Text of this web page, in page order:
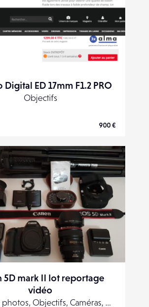
Digital ED 17mm F1.2 PRO
Objectifs
900 €
5D mark II lot reportage
vidéo
Appareils photos, Objectifs, Caméras, Accessoires